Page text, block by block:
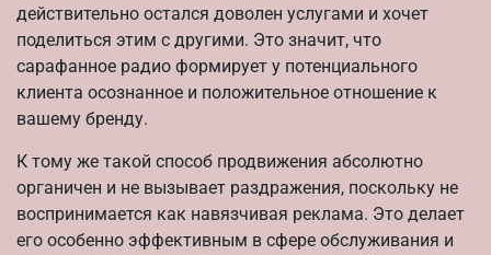
действительно остался доволен услугами и хочет
поделиться этим с другими. Это значит, что
сарафанное радио формирует у потенциального
клиента осознанное и положительное отношение к
вашему бренду.
К тому же такой способ продвижения абсолютно
органичен и не вызывает раздражения, поскольку не
воспринимается как навязчивая реклама. Это делает
его особенно эффективным в сфере обслуживания и